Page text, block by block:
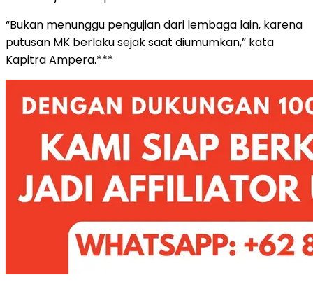
“Bukan menunggu pengujian dari lembaga lain, karena
putusan MK berlaku sejak saat diumumkan,” kata
Kapitra Ampera.***